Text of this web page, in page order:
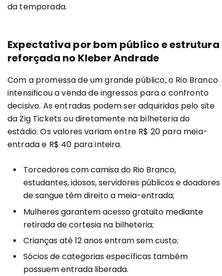
da temporada.
Expectativa por bom público e estrutura
reforçada no Kleber Andrade
Com a promessa de um grande público, o Rio Branco
intensificou a venda de ingressos para o confronto
decisivo. As entradas podem ser adquiridas pelo site
da Zig Tickets ou diretamente na bilheteria do
estádio. Os valores variam entre R$ 20 para meia-
entrada e R$ 40 para inteira.
Torcedores com camisa do Rio Branco,
estudantes, idosos, servidores públicos e doadores
de sangue têm direito a meia-entrada;
Mulheres garantem acesso gratuito mediante
retirada de cortesia na bilheteria;
Crianças até 12 anos entram sem custo;
Sócios de categorias específicas também
possuem entrada liberada.